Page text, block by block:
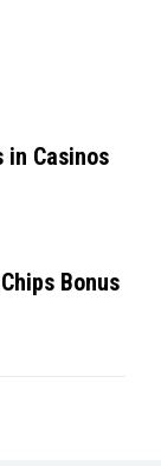
in Casinos
Bonus